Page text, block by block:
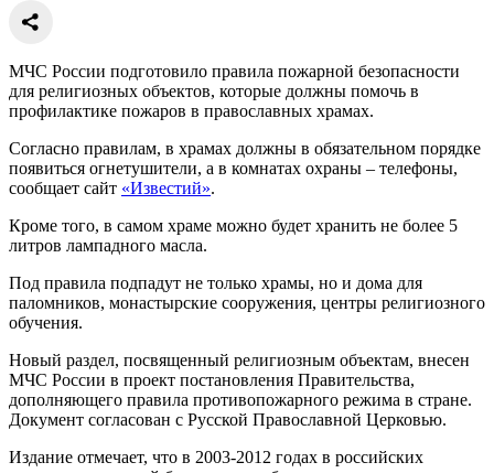
МЧС России подготовило правила пожарной безопасности
для религиозных объектов, которые должны помочь в
профилактике пожаров в православных храмах.
Согласно правилам, в храмах должны в обязательном порядке
появиться огнетушители, а в комнатах охраны – телефоны,
сообщает сайт «Известий».
Кроме того, в самом храме можно будет хранить не более 5
литров лампадного масла.
Под правила подпадут не только храмы, но и дома для
паломников, монастырские сооружения, центры религиозного
обучения.
Новый раздел, посвященный религиозным объектам, внесен
МЧС России в проект постановления Правительства,
дополняющего правила противопожарного режима в стране.
Документ согласован с Русской Православной Церковью.
Издание отмечает, что в 2003-2012 годах в российских